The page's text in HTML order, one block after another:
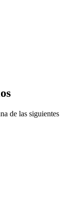
de las siguientes